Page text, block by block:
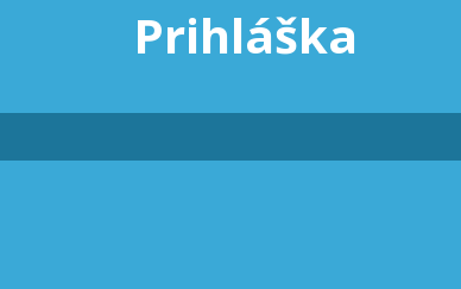
Prihláška